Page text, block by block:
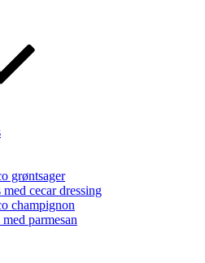
grøntsager
cecar dressing
champignon
parmesan